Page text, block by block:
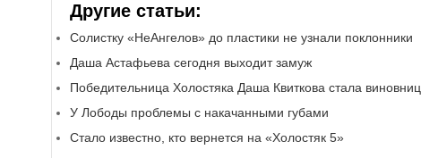
Другие статьи:
Солистку «НеАнгелов» до пластики не узнали поклонники
Даша Астафьева сегодня выходит замуж
Победительница Холостяка Даша Квиткова стала
У Лободы проблемы с накачанными губами
Стало известно, кто вернется на «Холостяк 5»